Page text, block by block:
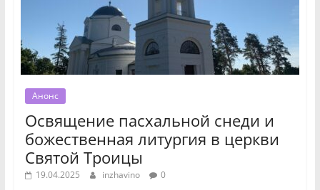
Анонс
Освящение пасхальной снеди и
божественная литургия в церкви
Святой Троицы
19.04.2025 inzhavino 0